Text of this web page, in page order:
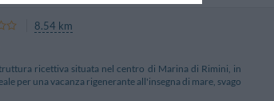
8.54 km
ricettiva situata nel centro di Marina di Rimini, in
per una vacanza rigenerante all'insegna di mare, svago